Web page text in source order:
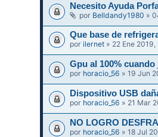
Necesito Ayuda
por Belldandy1980 »
Que base de
porilernet » 22 Ene 2019,
Gpu al 100% cuando
por horacio_56 » 19 Jun
Dispositivo USB
por horacio_56 » 21 Mar
NO LOGRO
por horacio_56 » 18 Jul